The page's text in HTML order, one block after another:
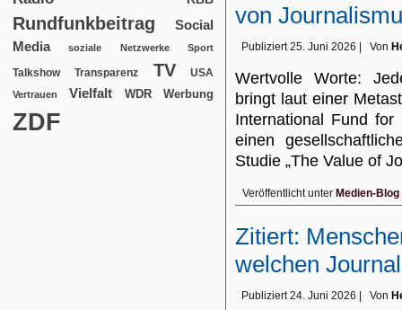
Rundfunkbeitrag
Social
Media
soziale Netzwerke Sport
Talkshow Transparenz TV USA
Vertrauen Vielfalt WDR Werbung
ZDF
von
Publiziert 25. Juni 2026 Von
Wertvolle Worte:
bringt laut einer
International Fund
einen
Studie „The Value of
Veröffentlicht unter Medien-Blog
Zitiert:
welchen
Publiziert 24. Juni 2026 Von